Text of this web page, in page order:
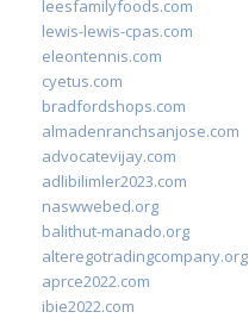
leesfamilyfoods.com
lewis-lewis-cpas.com
eleontennis.com
cyetus.com
bradfordshops.com
almadenranchsanjose.com
advocatevijay.com
adlibilimler2023.com
naswwebed.org
balithut-manado.org
alteregotradingcompany.org
aprce2022.com
ibie2022.com